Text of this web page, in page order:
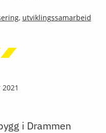
, utviklingssamarbeid
i Drammen